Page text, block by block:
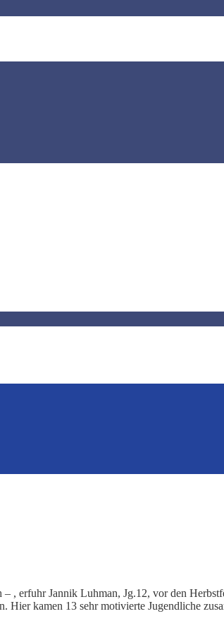
erfuhr Jannik Luhman, Jg.12, vor den
kamen 13 sehr motivierte Jugendliche